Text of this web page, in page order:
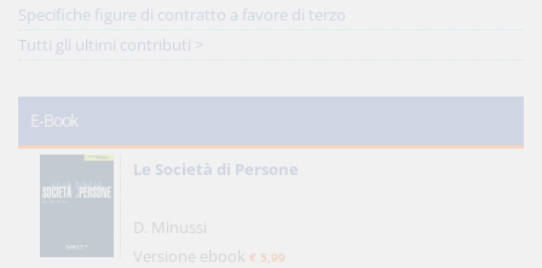
Specifiche figure di contratto a favore di terzo
Tutti gli ultimi contributi >
E-Book
Le Società di Persone
D. Minussi
Versione ebook € 5,99